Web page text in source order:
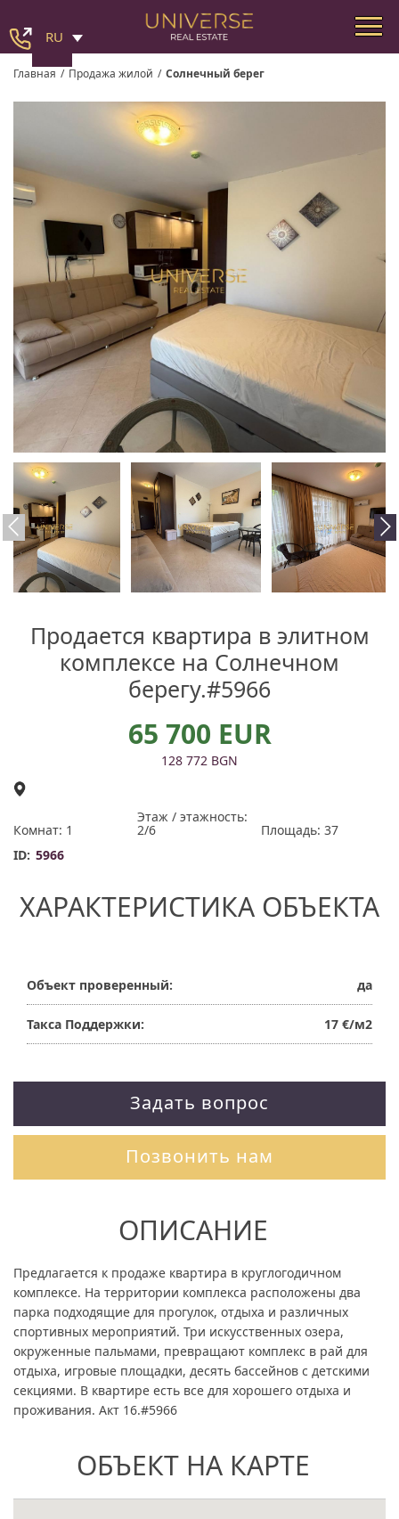
RU
Главная / Продажа жилой / Солнечный берег
Продается квартира в элитном
комплексе на Солнечном
берегу.#5966
65 700 EUR
128 772 BGN
Комнат: 1
Этаж / этажность:
2/6
Площадь: 37
ID: 5966
ХАРАКТЕРИСТИКА ОБЪЕКТА
Объект проверенный: да
Такса Поддержки: 17 €/м2
Задать вопрос
Позвонить нам
ОПИСАНИЕ
Предлагается к продаже квартира в круглогодичном
комплексе. На территории комплекса расположены два
парка подходящие для прогулок, отдыха и различных
спортивных мероприятий. Три искусственных озера,
окруженные пальмами, превращают комплекс в рай для
отдыха, игровые площадки, десять бассейнов с детскими
секциями. В квартире есть все для хорошего отдыха и
проживания. Акт 16.#5966
ОБЪЕКТ НА КАРТЕ